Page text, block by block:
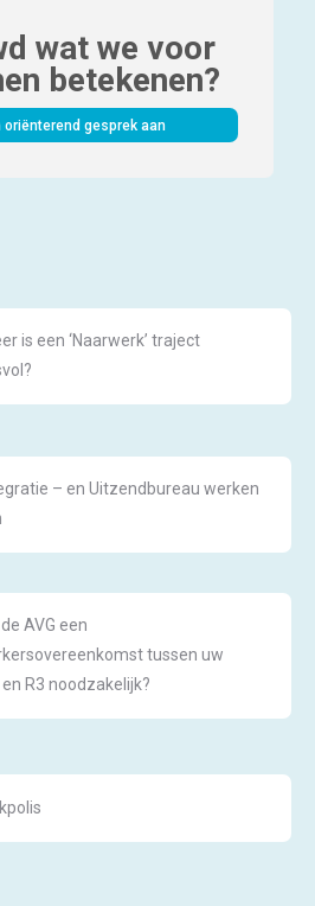
wat we voor
betekenen?
oriënterend gesprek aan
is een ‘Naarwerk’ traject
– en Uitzendbureau werken
AVG een
tussen uw
R3 noodzakelijk?